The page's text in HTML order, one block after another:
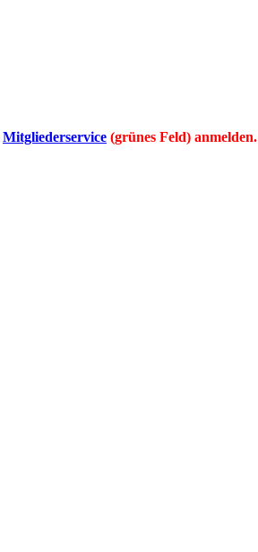
Mitgliederservice (grünes Feld) anmelden.